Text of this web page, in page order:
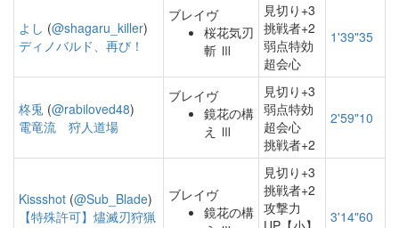
よし (@shagaru_killer)
ディノバルド、再び！
ブレイヴ
桜花気刃
斬 Ⅲ
見切り+3
挑戦者+2
弱点特効
超会心
1'39"35
柊兎 (@rabiloved48)
電竜流 狩人道場
ブレイヴ
鏡花の構
え Ⅲ
見切り+3
弱点特効
超会心
挑戦者+2
2'59"10
Kissshot (@Sub_Blade)
【特殊許可】燼滅刃狩猟
ブレイヴ
鏡花の構
見切り+3
挑戦者+2
攻撃力
3'14"60